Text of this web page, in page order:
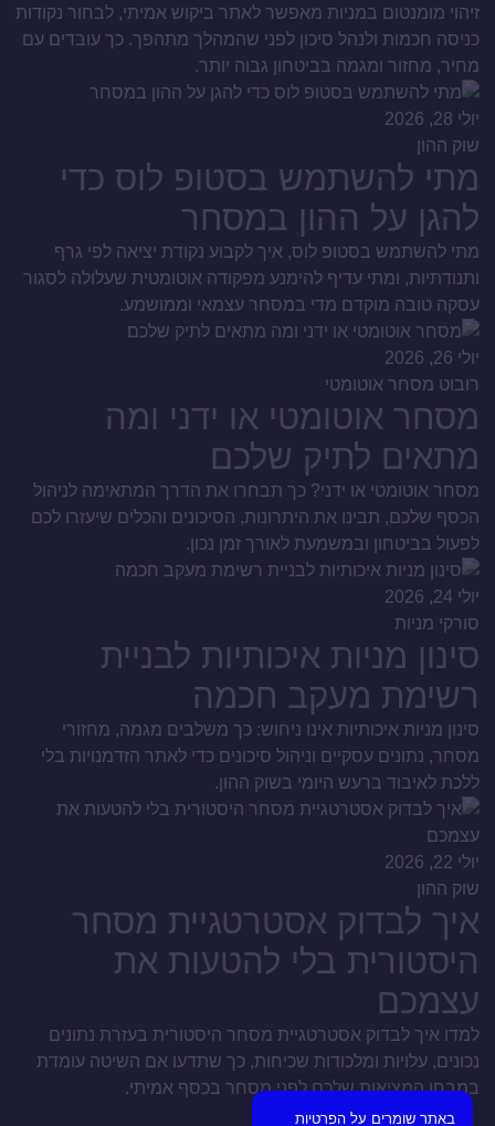
זיהוי מומנטום במניות מאפשר לאתר ביקוש אמיתי, לבחור נקודות
כניסה חכמות ולנהל סיכון לפני שהמהלך מתהפך. כך עובדים עם
מחיר, מחזור ומגמה בביטחון גבוה יותר.
יולי 28, 2026
שוק ההון
מתי להשתמש בסטופ לוס כדי
להגן על ההון במסחר
מתי להשתמש בסטופ לוס, איך לקבוע נקודת יציאה לפי גרף
ותנודתיות, ומתי עדיף להימנע מפקודה אוטומטית שעלולה לסגור
עסקה טובה מוקדם מדי במסחר עצמאי וממושמע.
יולי 26, 2026
רובוט מסחר אוטומטי
מסחר אוטומטי או ידני ומה
מתאים לתיק שלכם
מסחר אוטומטי או ידני? כך תבחרו את הדרך המתאימה לניהול
הכסף שלכם, תבינו את היתרונות, הסיכונים והכלים שיעזרו לכם
לפעול בביטחון ובמשמעת לאורך זמן נכון.
יולי 24, 2026
סורקי מניות
סינון מניות איכותיות לבניית
רשימת מעקב חכמה
סינון מניות איכותיות אינו ניחוש: כך משלבים מגמה, מחזורי
מסחר, נתונים עסקיים וניהול סיכונים כדי לאתר הזדמנויות בלי
ללכת לאיבוד ברעש היומי בשוק ההון.
יולי 22, 2026
שוק ההון
איך לבדוק אסטרטגיית מסחר
היסטורית בלי להטעות את
עצמכם
למדו איך לבדוק אסטרטגיית מסחר היסטורית בעזרת נתונים
נכונים, עלויות ומלכודות שכיחות, כך שתדעו אם השיטה עומדת
במבחן המציאות שלכם לפני מסחר בכסף אמיתי.
באתר שומרים על הפרטיות